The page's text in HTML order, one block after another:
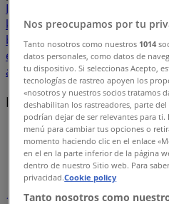
Featured
kiegészítőkElektronikaOtthon,
barkácsolásGyógyszertárak
és szabadidőAutók,
alkatrészekÉttermekBankok
Helyi márkák
Tiendeo Polgár-en»
Márkaindex
Nos preocupamos por tu
Tanto nosotros como nuestros 1014
datos personales, como datos de
tu dispositivo. Si seleccionas Acepto,
tecnologías de rastreo apoyen los
«nosotros y nuestros socios tratamos
deshabilitan los rastreadores, parte
podrían dejar de ser relevantes para ti.
menú para cambiar tus opciones o
momento haciendo clic en el enlace
en el en la parte inferior de la página
dentro de nuestro Sitio web. Para
privacidad.Cookie policy
Tanto nosotros como